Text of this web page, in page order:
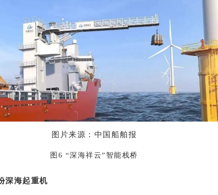
图片来源： 中国船舶报
图6 “深海祥云”智能栈桥
深海起重机